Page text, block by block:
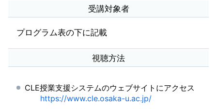
受講対象者
プログラム表の下に記載
視聴方法
CLE授業支援システムのウェブサイトにアクセス
https://www.cle.osaka-u.ac.jp/